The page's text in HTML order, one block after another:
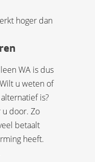
hoger dan
WA is dus
u weten of
is?
u door. Zo
betaalt
heeft.